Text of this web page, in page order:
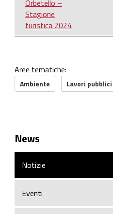
Orbetello –
Stagione
turistica 2024
Aree tematiche:
Ambiente Lavori
News
Notizie
Eventi